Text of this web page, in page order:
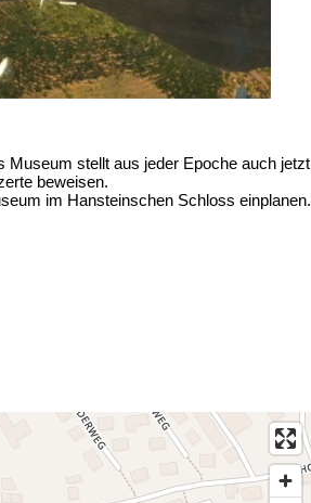
Museum stellt aus jeder Epoche auch jetzt
beweisen.
im Hansteinschen Schloss einplanen.